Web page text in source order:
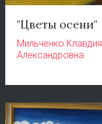
"Цветы осени"
Мильченко Клавдия
Александровна